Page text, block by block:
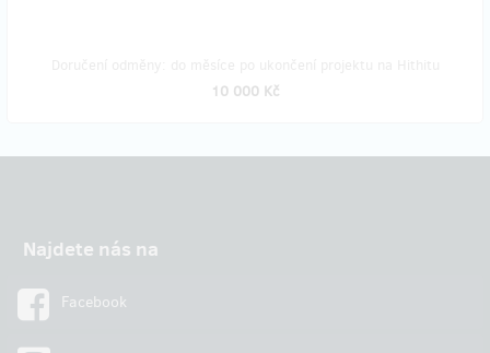
10 000 Kč
Najdete nás na
Facebook